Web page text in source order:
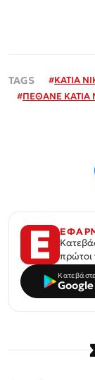
#ΚΑΤΙΑ
#ΠΕΘΑΝΕ ΚΑΤΙΑ
πρώτοι